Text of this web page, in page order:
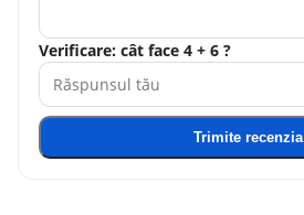
Verificare: cât face 4 + 6 ?
Trimite recenzia